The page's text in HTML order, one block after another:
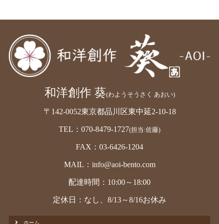
和洋創作 葵(わようそうさく あおい)
〒142-0052東京都品川区東中延2-10-18
TEL：070-8479-1727(担当:佐藤)
FAX：03-6426-1204
MAIL：info@aoi-bento.com
配達時間：10:00～18:00
定休日：なし、8/13～8/16お休み
ホーム